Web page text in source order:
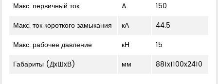
Макс. первичный ток
A
150
Макс. ток короткого замыкания
кА
44.5
Макс. рабочее давление
кН
15
Габариты (ДxШxВ)
мм 881x1100x2410